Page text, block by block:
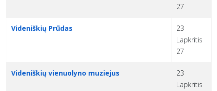
27
Videniškių Prūdas
23
Lapkritis
27
Videniškių vienuolyno muziejus
23
Lapkritis